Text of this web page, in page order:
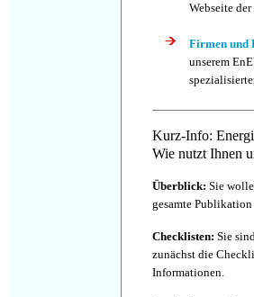
Webseite
Firmen und
unserem
Kurz-Info:
Wie nutzt Ihnen
Überblick: Sie
gesamte
Checklisten: Sie
zunächst die
Informationen.